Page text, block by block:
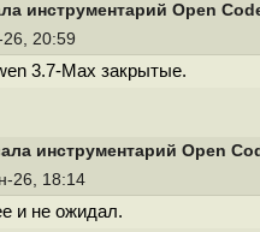
инструментарий Open
20:59
3.7-Max закрытые.
инструментарий Open
26, 18:14
и не ожидал.